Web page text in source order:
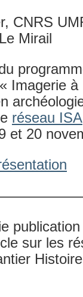
CNRS
Mirail
Imagerie
réseau ISA
et 20
sur les